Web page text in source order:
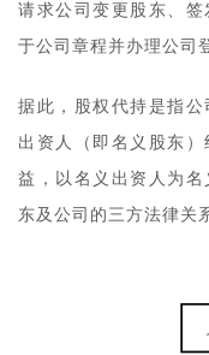
请求公司变更股东、
于公司章程并办理公司
据此，股权代持是指
出资人（即名义股东
益，以名义出资人为
东及公司的三方法律关